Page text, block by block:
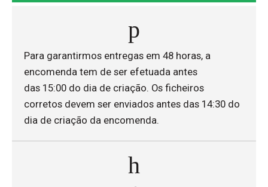
Para garantirmos entregas em 48 horas, a
encomenda tem de ser efetuada antes
das 15:00 do dia de criação. Os ficheiros
corretos devem ser enviados antes das 14:30 do
dia de criação da encomenda.